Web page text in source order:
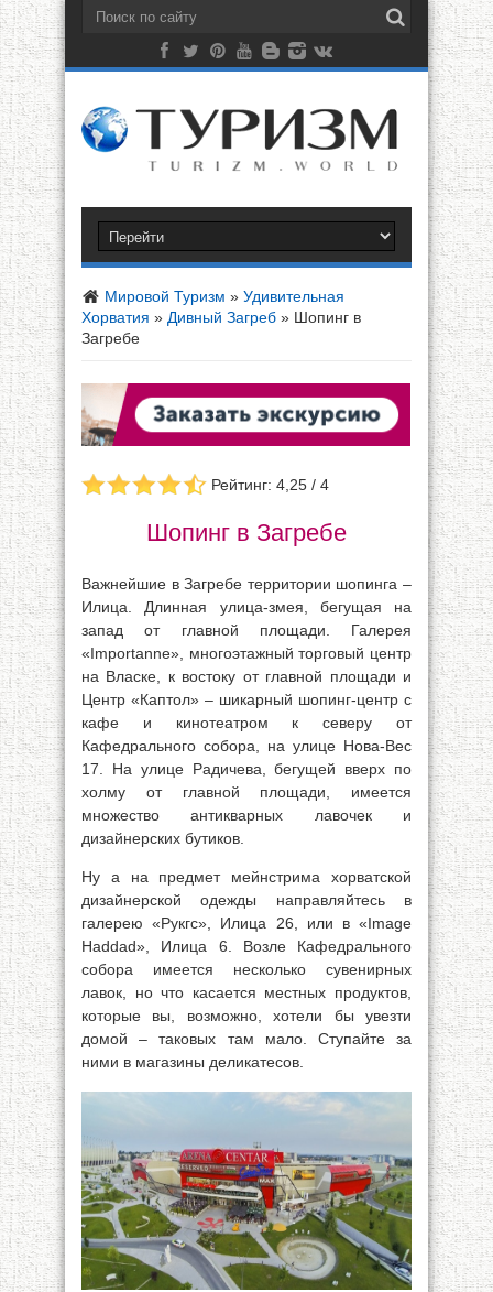
Мировой Туризм » Удивительная
Хорватия » Дивный Загреб » Шопинг в
Загребе
Рейтинг: 4,25 / 4
Шопинг в Загребе
Важнейшие в Загребе территории шопинга –
Илица. Длинная улица-змея, бегущая на
запад от главной площади. Галерея
«Importanne», многоэтажный торговый центр
на Власке, к востоку от главной площади и
Центр «Каптол» – шикарный шопинг-центр с
кафе и кинотеатром к северу от
Кафедрального собора, на улице Нова-Вес
17. На улице Радичева, бегущей вверх по
холму от главной площади, имеется
множество антикварных лавочек и
дизайнерских бутиков.
Ну а на предмет мейнстрима хорватской
дизайнерской одежды направляйтесь в
галерею «Рукгс», Илица 26, или в «Image
Haddad», Илица 6. Возле Кафедрального
собора имеется несколько сувенирных
лавок, но что касается местных продуктов,
которые вы, возможно, хотели бы увезти
домой – таковых там мало. Ступайте за
ними в магазины деликатесов.